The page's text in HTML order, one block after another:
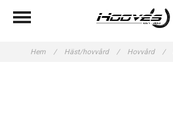
Hem / Häst/hovvård / Hovvård /